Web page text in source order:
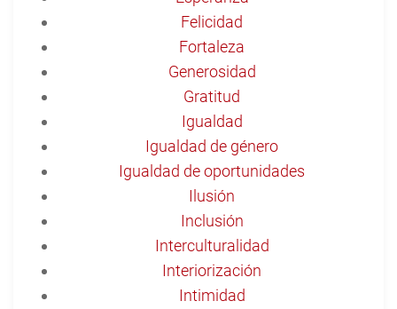
Felicidad
Fortaleza
Generosidad
Gratitud
Igualdad
Igualdad de género
Igualdad de oportunidades
Ilusión
Inclusión
Interculturalidad
Interiorización
Intimidad